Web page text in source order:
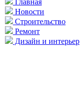
Главная
Новости
Строительство
Ремонт
Дизайн и интерьер